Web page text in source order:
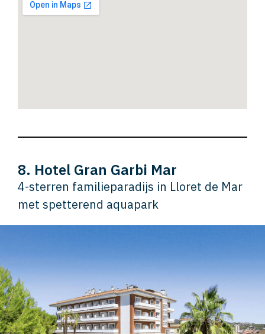
8. Hotel Gran Garbi Mar
4-sterren familieparadijs in Lloret de Mar
met spetterend aquapark